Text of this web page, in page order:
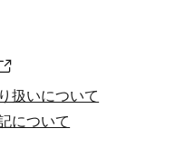
扱いについて
について